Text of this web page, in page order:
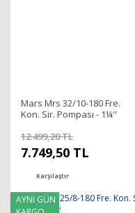
Mars Mrs 32/10-180 Fre.
Kon. Sir. Pompası - 1¼''
12.499,20 TL
7.749,50 TL
Karşılaştır
AYNI GÜN